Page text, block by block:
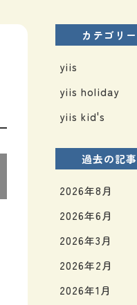
カテゴリー
yiis
yiis holiday
yiis kid's
過去の記事
2026年8月
2026年6月
2026年3月
2026年2月
2026年1月